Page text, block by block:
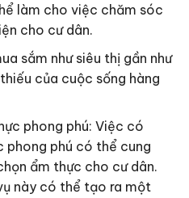
làm cho việc chăm sóc
cho cư dân.
sắm như siêu thị gần như
của cuộc sống hàng
phong phú: Việc có
phong phú có thể cung
ẩm thực cho cư dân.
này có thể tạo ra một